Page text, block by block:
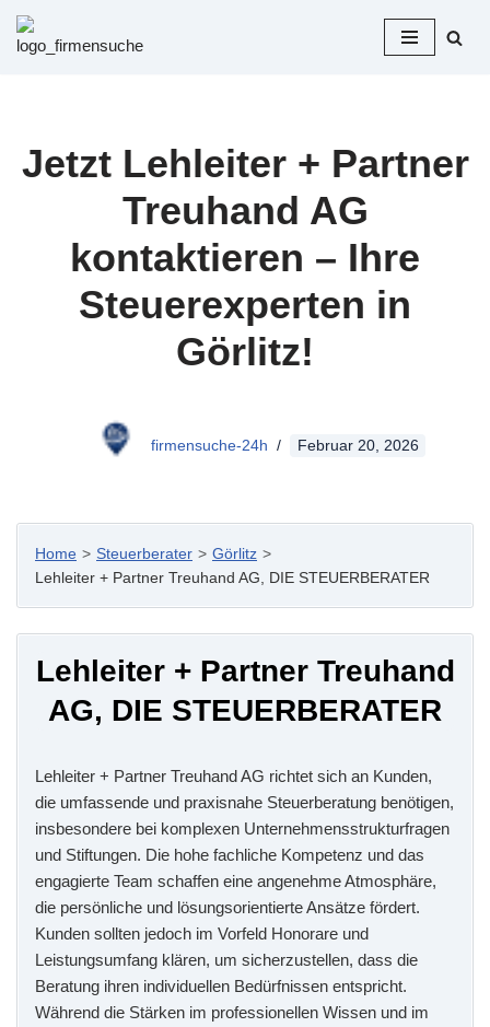
Zum
Jetzt Lehleiter + Partner
Treuhand AG
kontaktieren – Ihre
Steuerexperten in
Görlitz!
firmensuche-24h Februar 20, 2026
Home > Steuerberater > Görlitz >
Lehleiter + Partner Treuhand AG, DIE STEUERBERATER
Lehleiter + Partner Treuhand
AG, DIE STEUERBERATER
Lehleiter + Partner Treuhand AG richtet sich an Kunden,
die umfassende und praxisnahe Steuerberatung benötigen,
insbesondere bei komplexen Unternehmensstrukturfragen
und Stiftungen. Die hohe fachliche Kompetenz und das
engagierte Team schaffen eine angenehme Atmosphäre,
die persönliche und lösungsorientierte Ansätze fördert.
Kunden sollten jedoch im Vorfeld Honorare und
Leistungsumfang klären, um sicherzustellen, dass die
Beratung ihren individuellen Bedürfnissen entspricht.
Während die Stärken im professionellen Wissen und im